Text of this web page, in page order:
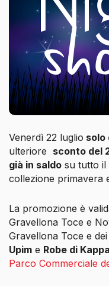
Venerdì 22 luglio solo
ulteriore sconto del
già in saldo su tutto il
collezione primavera
La promozione è
Gravellona Toce e
Gravellona Toce e dei
Upim e Robe di Kappa
Parco Commerciale